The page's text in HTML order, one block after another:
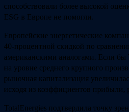
способствовали более высокой
ESG в Европе не помогли.
Европейские энергетические
40-процентной скидкой по
американскими аналогами. Если бы
на уровне среднего крупного
рыночная капитализация
исходя из коэффициентов прибыли,
TotalEnergies подтвердила точку